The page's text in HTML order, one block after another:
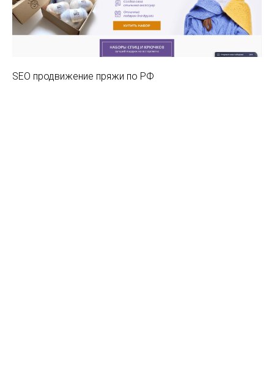
SEO продвижение пряжи по РФ